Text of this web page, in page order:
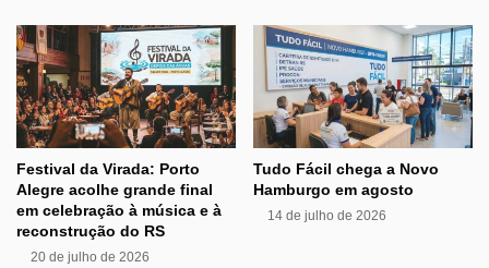
Festival da Virada: Porto
Alegre acolhe grande final
em celebração à música e à
reconstrução do RS
20 de julho de 2026
Tudo Fácil chega a Novo
Hamburgo em agosto
14 de julho de 2026